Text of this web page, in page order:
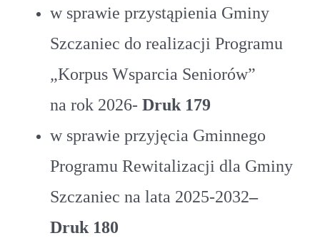
w sprawie przystąpienia Gminy
Szczaniec do realizacji Programu
„Korpus Wsparcia Seniorów”
na rok 2026- Druk 179
w sprawie przyjęcia Gminnego
Programu Rewitalizacji dla Gminy
Szczaniec na lata 2025-2032–
Druk 180